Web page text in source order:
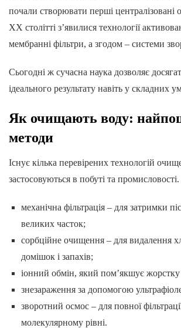
почали створювати перші централізовані
XX столітті з’явилися технології
мембранні фільтри, а згодом – системи
Сьогодні ж сучасна наука дозволяє
ідеального результату навіть у складних
Як очищають воду:
методи
Існує кілька перевірених технологій
застосовуються в побуті та
механічна фільтрація – для затримки
великих часток;
сорбційне очищення – для видалення
домішок і запахів;
іонний обмін, який пом’якшує
знезараження за допомогою
зворотний осмос – для повної
молекулярному рівні.